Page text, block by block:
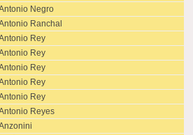
Negro
Ranchal
Rey
Rey
Rey
Rey
Rey
Reyes